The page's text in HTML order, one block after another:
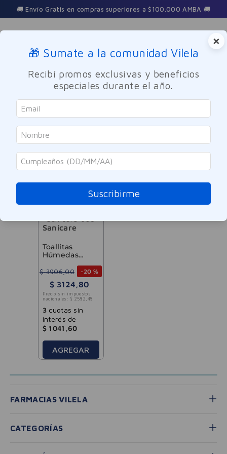
🚚 Envío Gratis en compras superiores a $100.000 AMBA 🚚
Buscar
Sanicare
Toallitas
Húmedas
$ 3906,00 -20 %
$ 3124,80
Precio sin impuestos
nacionales: $ 2582 , 48
3cuotas sin
interés de
$ 1041 ,60
AGREGAR
FARMACIAS VILELA
CATEGORÍAS
×
🎁 Sumate a la comunidad Vilela
Recibí promos exclusivas y beneficios
especiales durante el año.
Suscribirme